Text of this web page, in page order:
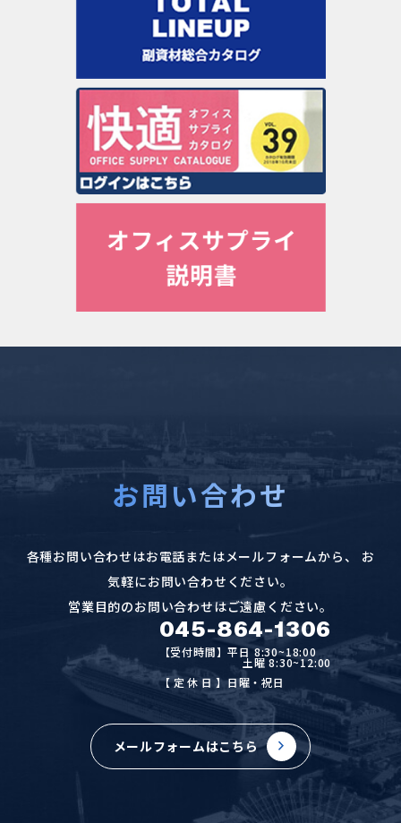
お問い合わせ
各種お問い合わせはお電話またはメールフォームから、
お
気軽にお問い合わせください。
営業目的のお問い合わせはご遠慮ください。
045-864-1306
【受付時間】平日 8:30~18:00
土曜 8:30~12:00
【定休日】日曜・祝日
メールフォームはこちら